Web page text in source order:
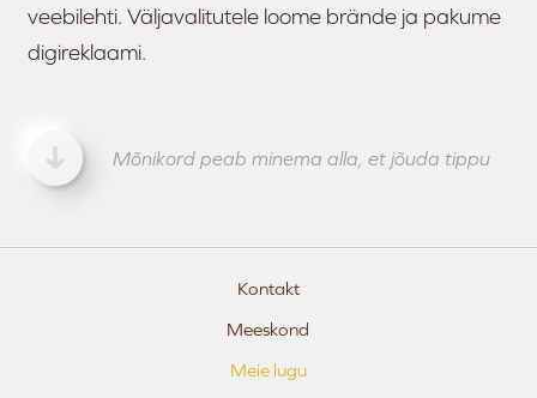
veebilehti. Väljavalitutele loome brände ja pakume
digireklaami.
Mõnikord peab minema alla, et jõuda tippu
Kontakt
Meeskond
Meie lugu